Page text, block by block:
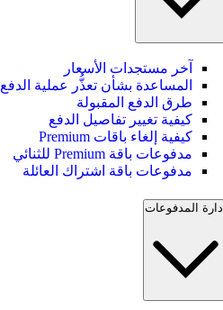
آخر مستجدات الأسعار
المساعدة بشأن تعذُّر عملية الدفع
طرق الدفع المقبولة
كيفية تغيير تفاصيل الدفع
كيفية إلغاء باقات Premium
مدفوعات باقة Premium للثنائي
مدفوعات باقة اشتراك العائلة
إدارة المدفوعات